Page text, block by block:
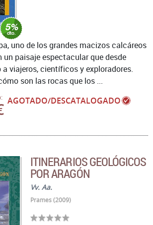
AGOTADO/DESCATALOGADO
uno de los grandes macizos calcáreos
un paisaje espectacular que desde
viajeros, científicos y exploradores.
son las rocas que los ...
ITINERARIOS GEOLÓGICOS
POR ARAGÓN
Vv. Aa.
Prames (2009)